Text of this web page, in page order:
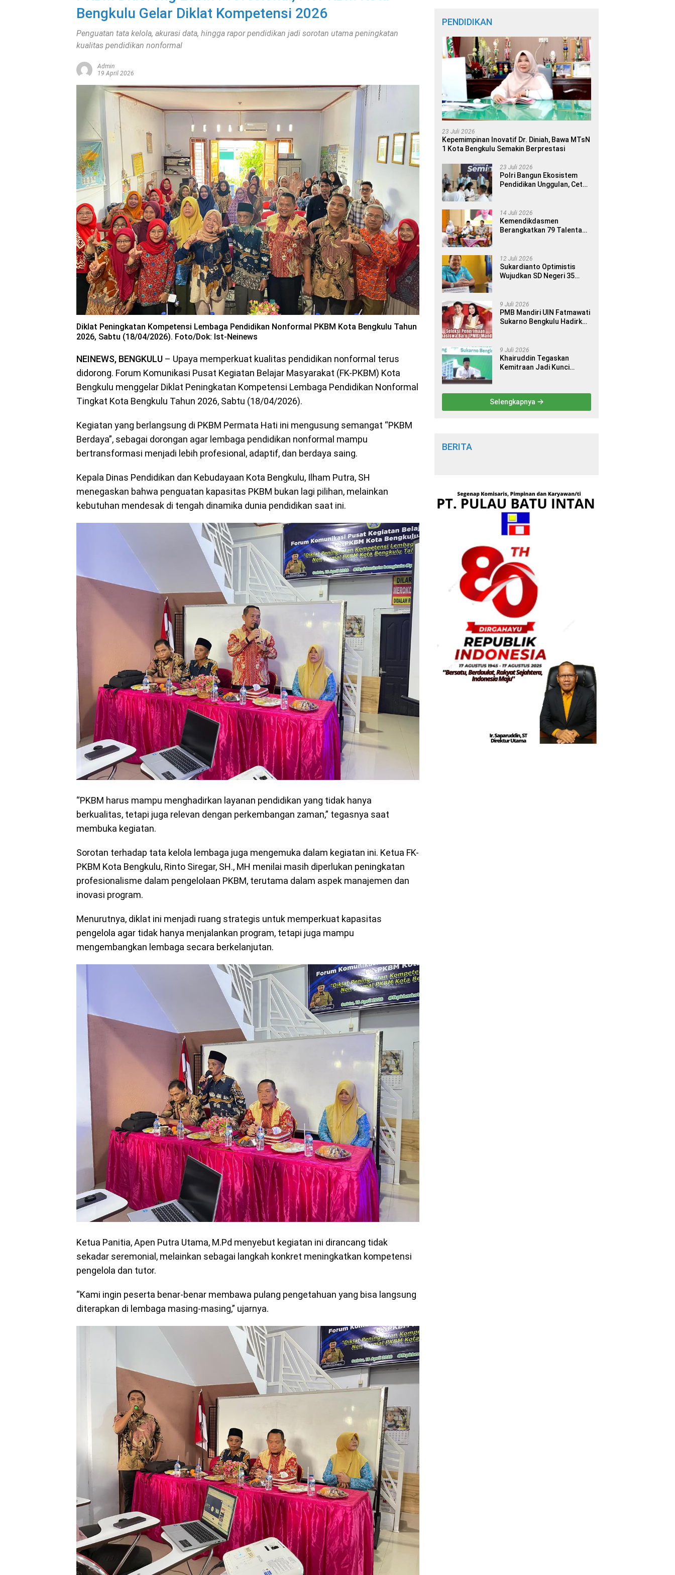
Bengkulu Gelar Diklat Kompetensi 2026
Penguatan tata kelola, akurasi data, hingga rapor pendidikan jadi sorotan utama peningkatan
kualitas pendidikan nonformal
Admin
19 April 2026
Diklat Peningkatan Kompetensi Lembaga Pendidikan Nonformal PKBM Kota Bengkulu Tahun
2026, Sabtu (18/04/2026). Foto/Dok: Ist-Neinews
NEINEWS, BENGKULU – Upaya memperkuat kualitas pendidikan nonformal terus
didorong. Forum Komunikasi Pusat Kegiatan Belajar Masyarakat (FK-PKBM) Kota
Bengkulu menggelar Diklat Peningkatan Kompetensi Lembaga Pendidikan Nonformal
Tingkat Kota Bengkulu Tahun 2026, Sabtu (18/04/2026).
Kegiatan yang berlangsung di PKBM Permata Hati ini mengusung semangat “PKBM
Berdaya”, sebagai dorongan agar lembaga pendidikan nonformal mampu
bertransformasi menjadi lebih profesional, adaptif, dan berdaya saing.
Kepala Dinas Pendidikan dan Kebudayaan Kota Bengkulu, Ilham Putra, SH
menegaskan bahwa penguatan kapasitas PKBM bukan lagi pilihan, melainkan
kebutuhan mendesak di tengah dinamika dunia pendidikan saat ini.
“PKBM harus mampu menghadirkan layanan pendidikan yang tidak hanya
berkualitas, tetapi juga relevan dengan perkembangan zaman,” tegasnya saat
membuka kegiatan.
Sorotan terhadap tata kelola lembaga juga mengemuka dalam kegiatan ini. Ketua FK-
PKBM Kota Bengkulu, Rinto Siregar, SH., MH menilai masih diperlukan peningkatan
profesionalisme dalam pengelolaan PKBM, terutama dalam aspek manajemen dan
inovasi program.
Menurutnya, diklat ini menjadi ruang strategis untuk memperkuat kapasitas
pengelola agar tidak hanya menjalankan program, tetapi juga mampu
mengembangkan lembaga secara berkelanjutan.
Ketua Panitia, Apen Putra Utama, M.Pd menyebut kegiatan ini dirancang tidak
sekadar seremonial, melainkan sebagai langkah konkret meningkatkan kompetensi
pengelola dan tutor.
“Kami ingin peserta benar-benar membawa pulang pengetahuan yang bisa langsung
diterapkan di lembaga masing-masing,” ujarnya.
PENDIDIKAN
23 Juli 2026
Kepemimpinan Inovatif Dr. Diniah, Bawa MTsN
1 Kota Bengkulu Semakin Berprestasi
23 Juli 2026
Polri Bangun Ekosistem
Pendidikan Unggulan, Cetak
14 Juli 2026
Kemendikdasmen
Berangkatkan 79 Talenta
12 Juli 2026
Sukardianto Optimistis
Wujudkan SD Negeri 35
Berdaya Saing
9 Juli 2026
PMB Mandiri UIN Fatmawati
Sukarno Bengkulu Hadirkan
9 Juli 2026
Khairuddin Tegaskan
Kemitraan Jadi Kunci
Selengkapnya
BERITA